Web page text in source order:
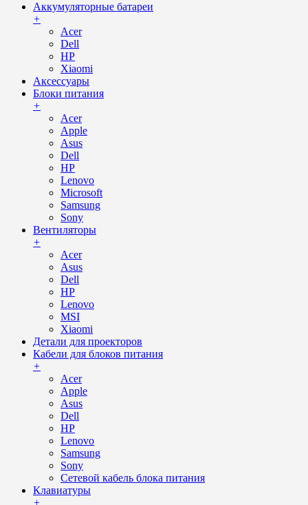
Аккумуляторные батареи
+
Acer
Dell
HP
Xiaomi
Аксессуары
Блоки питания
+
Acer
Apple
Asus
Dell
HP
Lenovo
Microsoft
Samsung
Sony
Вентиляторы
+
Acer
Asus
Dell
HP
Lenovo
MSI
Xiaomi
Детали для проекторов
Кабели для блоков питания
+
Acer
Apple
Asus
Dell
HP
Lenovo
Samsung
Sony
Сетевой кабель блока питания
Клавиатуры
+